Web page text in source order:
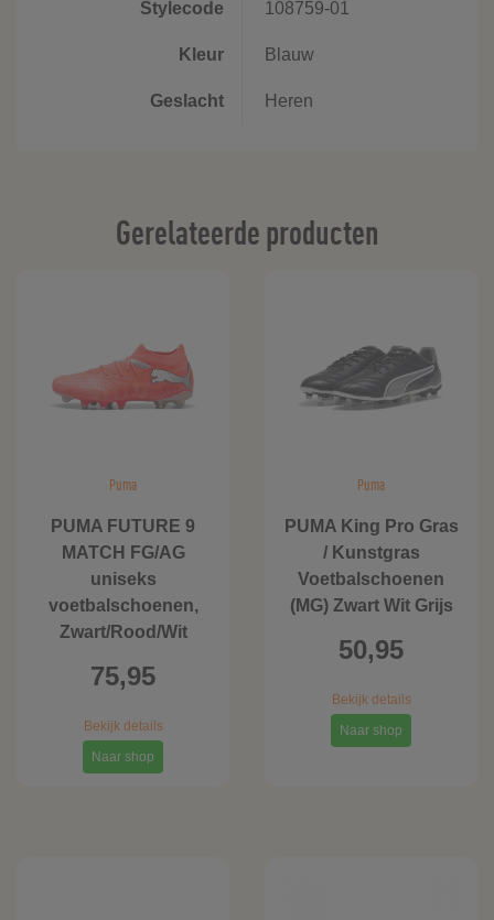
Stylecode 108759-01
Kleur Blauw
Geslacht Heren
Gerelateerde producten
Puma
PUMA FUTURE 9
MATCH FG/AG
uniseks
voetbalschoenen,
Zwart/Rood/Wit
75,95
Bekijk details
Naar shop
Puma
PUMA King Pro Gras
/ Kunstgras
Voetbalschoenen
(MG) Zwart Wit Grijs
50,95
Bekijk details
Naar shop